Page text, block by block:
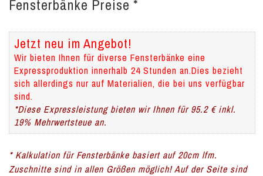
Fensterbänke Preise *
Jetzt neu im Angebot!
Wir bieten Ihnen für diverse Fensterbänke eine
Expressproduktion innerhalb 24 Stunden an.Dies bezieht
sich allerdings nur auf Materialien, die bei uns verfügbar
sind.
*Diese Expressleistung bieten wir Ihnen für 95.2 € inkl.
19% Mehrwertsteue an.
* Kalkulation für Fensterbänke basiert auf 20cm lfm.
Zuschnitte sind in allen Größen möglich! Auf der Seite sind